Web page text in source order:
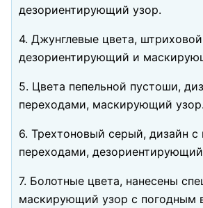
дезориентирующий узор.
4. Джунглевые цвета,
дезориентирующий и
5. Цвета пепельной пустоши,
переходами, маскирующий узор.
6. Трехтоновый серый, дизайн с
переходами,
7. Болотные цвета, нанесены
маскирующий узор с погодным